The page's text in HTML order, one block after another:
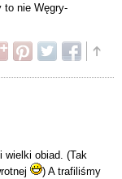
to nie Węgry-
wielki obiad. (Tak
) A trafiliśmy